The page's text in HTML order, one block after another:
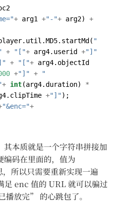
+ arg1 +"-"+ arg2)
+
. util .MD5. startMd ( "
+ "["+ arg4. userid +"]"
+ "["+ arg4. objectId
+"]" +
"
+ int(arg4.duration)
*
. clipTime +"]");
"&enc="+
本质就是一个字符串拼接加
编码在里面的，值为
所以只需要重新实现一遍
足 enc 值的 URL 就可以骗过
放完” 的心跳包了。